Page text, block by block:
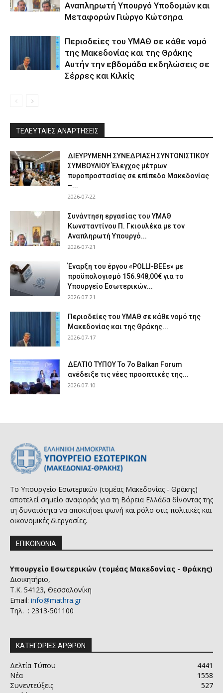
Αναπληρωτή Υπουργό Υποδομών και
Μεταφορών Γιώργο Κώτσηρα
Περιοδείες του ΥΜΑΘ σε κάθε νομό
της Μακεδονίας και της Θράκης
Αυτήν την εβδομάδα εκδηλώσεις σε
Σέρρες και Κιλκίς
ΤΕΛΕΥΤΑΙΕΣ ΑΝΑΡΤΗΣΕΙΣ
ΔΙΕΥΡΥΜΕΝΗ ΣΥΝΕΔΡΙΑΣΗ ΣΥΝΤΟΝΙΣΤΙΚΟΥ
ΣΥΜΒΟΥΛΙΟΥ Έλεγχος μέτρων
πυροπροστασίας σε επίπεδο Μακεδονίας
–...
2026-07-22
Συνάντηση εργασίας του ΥΜΑΘ
Κωνσταντίνου Π. Γκιουλέκα με τον
Αναπληρωτή Υπουργό...
2026-07-21
Έναρξη του έργου «POLLI-BEEs» με
προϋπολογισμό 156.948,00€ για το
Υπουργείο Εσωτερικών...
2026-07-21
Περιοδείες του ΥΜΑΘ σε κάθε νομό της
Μακεδονίας και της Θράκης...
2026-07-17
ΔΕΛΤΙΟ ΤΥΠΟΥ Το 7ο Balkan Forum
ανέδειξε τις νέες προοπτικές της...
2026-07-10
Το Υπουργείο Εσωτερικών (τομέας Μακεδονίας - Θράκης)
αποτελεί σημείο αναφοράς για τη Βόρεια Ελλάδα δίνοντας της
τη δυνατότητα να αποκτήσει φωνή και ρόλο στις πολιτικές και
οικονομικές διεργασίες.
ΕΠΙΚΟΙΝΩΝΙΑ
Υπουργείο Εσωτερικών (τομέας Μακεδονίας - Θράκης)
Διοικητήριο,
Τ.Κ. 54123, Θεσσαλονίκη
Email: info@mathra.gr
Τηλ. : 2313-501100
ΚΑΤΗΓΟΡΙΕΣ ΑΡΘΡΩΝ
Δελτία Τύπου
4441
Νέα
1558
Συνεντεύξεις
527